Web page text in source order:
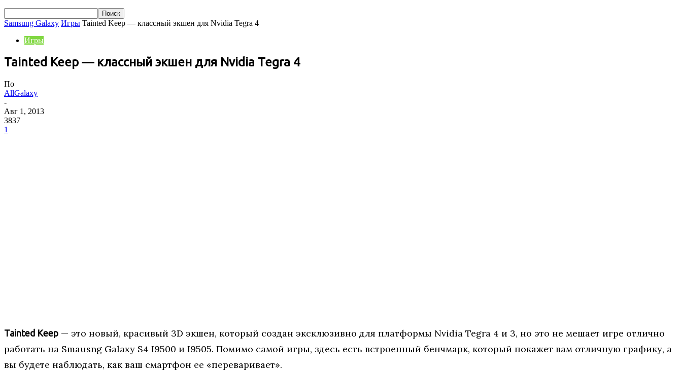
Samsung Galaxy Игры Tainted Keep — классный экшен для Nvidia Tegra 4
Игры
Tainted Keep — классный экшен для Nvidia Tegra 4
По
AllGalaxy
-
Авг 1, 2013
3837
1
Tainted Keep — это новый, красивый 3D экшен, который создан эксклюзивно для платформы Nvidia Tegra 4 и 3, но это не мешает игре отлично
работать на Smausng Galaxy S4 I9500 и I9505. Помимо самой игры, здесь есть встроенный бенчмарк, который покажет вам отличную графику, а
вы будете наблюдать, как ваш смартфон ее «переваривает».